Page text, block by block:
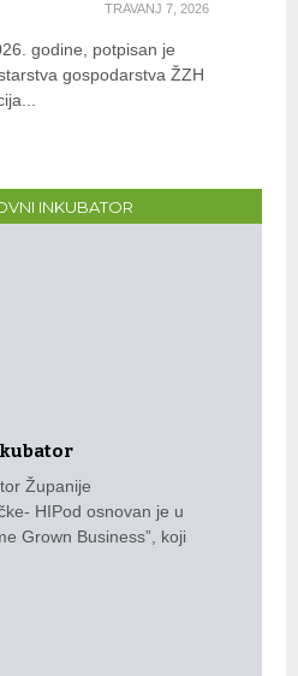
TRAVANJ 7, 2026
godine, potpisan je
gospodarstva ŽZH
INKUBATOR
Županije
HIPod osnovan je u
Grown Business”, koji